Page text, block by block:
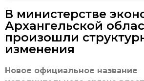
В министерстве
Архангельской
произошли
изменения
Новое официальное название